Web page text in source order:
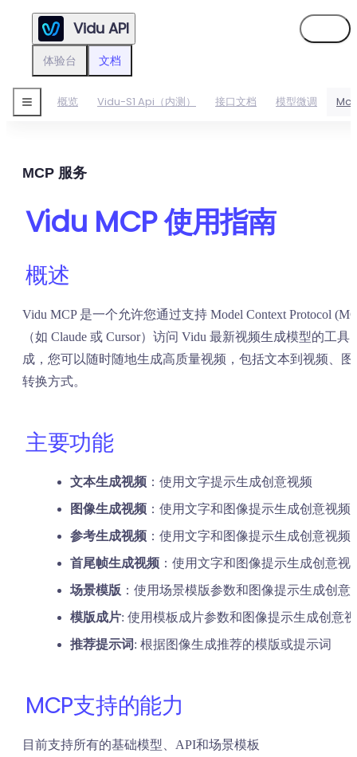
Vidu API
体验台 文档
概览 Vidu-S1 Api（内测） 接口文档 模型微调
MCP 服务
Vidu MCP 使用指南
概述
Vidu MCP 是一个允许您通过支持 Model Context Protocol
（如 Claude 或 Cursor）访问 Vidu 最新视频生成模型的工具
成，您可以随时随地生成高质量视频，包括文本到视频、
转换方式。
主要功能
文本生成视频 ：使用文字提示生成创意视频
图像生成视频 ：使用文字和图像提示生成创意视频
参考生成视频 ：使用文字和图像提示生成创意视频
首尾帧生成视频 ：使用文字和图像提示生成创意视
场景模版 ：使用场景模版参数和图像提示生成创意
模版成片: 使用模板成片参数和图像提示生成创意
推荐提示词: 根据图像生成推荐的模版或提示词
MCP支持的能力
目前支持所有的基础模型、API和场景模板